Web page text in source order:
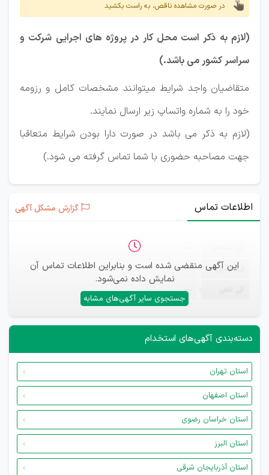
در صورت مشاهده ناقص، به راست بکشید
(لازم به ذکر است محل کار در پروژه های اجرایی شرکت و
سراسر کشور می باشد.)
متقاضیان واجد شرایط میتوانند مشخصات کامل و رزومه
خود را به شماره واتساپ زیر ارسال نمایند.
(لازم به ذکر می باشد در صورت دارا بودن شرایط متعاقبا
جهت مصاحبه حضوری با شما تماس گرفته می شود.)
اطلاعات تماس گزارش مشکل آگهی
این آگهی منقضی شده است و بنابراین اطلاعات تماس آن
نمایش داده نمی‌شود.
جستجوی سایر آگهی‌های مشابه
ایمیل —
—
دسته‌بندی آگهی‌های استخدام
استان تهران
استان اصفهان
استان خراسان رضوی
استان البرز
استان آذربایجان شرقی